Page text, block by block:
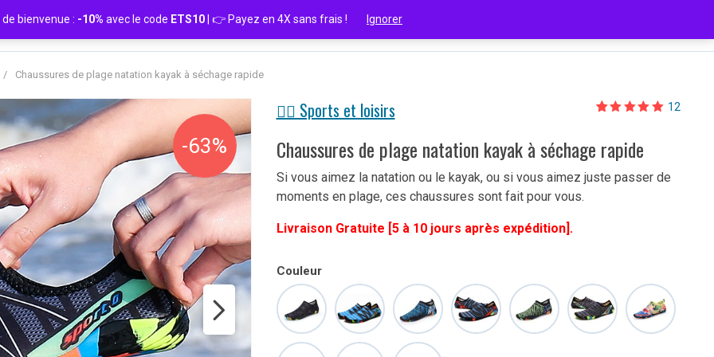
/ Chaussures de plage natation kayak à séchage rapide
-63%
🏋️‍♀️ Sports et loisirs
notations
client
12
Chaussures de plage natation kayak à séchage rapide
Si vous aimez la natation ou le kayak, ou si vous aimez juste passer de
moments en plage, ces chaussures sont fait pour vous.
Livraison Gratuite [5 à 10 jours après expédition].
Couleur
bienvenue : -10% avec le code ETS10 | 👉 Payez en 4X sans frais ! Ignorer